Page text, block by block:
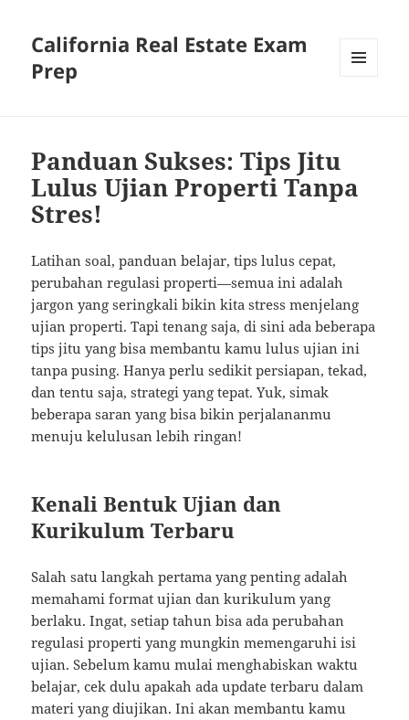
California Real Estate Exam
Prep
Panduan Sukses: Tips Jitu
Lulus Ujian Properti Tanpa
Stres!
Latihan soal, panduan belajar, tips lulus cepat,
perubahan regulasi properti—semua ini adalah
jargon yang seringkali bikin kita stress menjelang
ujian properti. Tapi tenang saja, di sini ada beberapa
tips jitu yang bisa membantu kamu lulus ujian ini
tanpa pusing. Hanya perlu sedikit persiapan, tekad,
dan tentu saja, strategi yang tepat. Yuk, simak
beberapa saran yang bisa bikin perjalananmu
menuju kelulusan lebih ringan!
Kenali Bentuk Ujian dan
Kurikulum Terbaru
Salah satu langkah pertama yang penting adalah
memahami format ujian dan kurikulum yang
berlaku. Ingat, setiap tahun bisa ada perubahan
regulasi properti yang mungkin memengaruhi isi
ujian. Sebelum kamu mulai menghabiskan waktu
belajar, cek dulu apakah ada update terbaru dalam
materi yang diujikan. Ini akan membantu kamu